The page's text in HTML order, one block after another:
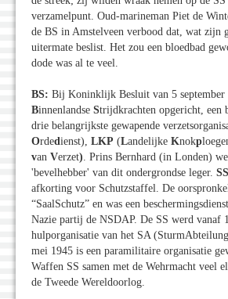
verzamelpunt. Oud-marineman Piet de
de BS in Amstelveen verbood dat, wat zijn
uitermate beslist. Het zou een bloedbad
dode was al te veel.
BS: Bij Koninklijk Besluit van 5 september
Binnenlandse Strijdkrachten opgericht, een
drie belangrijkste gewapende
Ordedienst), LKP (Landelijke Knokp
van Verzet) . Prins Bernhard (in Londen)
'bevelhebber' van dit ondergrondse leger.
afkorting voor Schutzstaffel. De
“SaalSchutz” en was een
Nazie partij de NSDAP. De SS werd vanaf
hulporganisatie van het SA
mei 1945 is een paramilitaire organisatie
Waffen SS samen met de Wehrmacht veel
de Tweede Wereldoorlog.